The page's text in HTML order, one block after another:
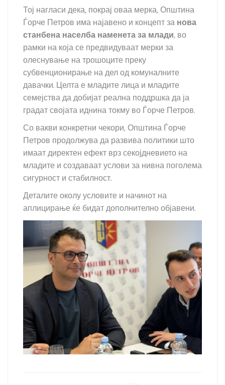
Тој нагласи дека, покрај оваа мерка, Општина
Ѓорче Петров има најавено и концепт занова
станбена населба наменета за млади, во
рамки на која се предвидуваат мерки за
олеснување на трошоците преку
субвенционирање на дел од комуналните
давачки. Целта е младите лица и младите
семејства да добијат реална поддршка да ја
градат својата иднина токму во Ѓорче Петров.
Со вакви конкретни чекори, Општина Ѓорче
Петров продолжува да развива политики што
имаат директен ефект врз секојдневието на
младите и создаваат услови за нивна поголема
сигурност и стабилност.
Деталите околу условите и начинот на
аплицирање ќе бидат дополнително објавени.